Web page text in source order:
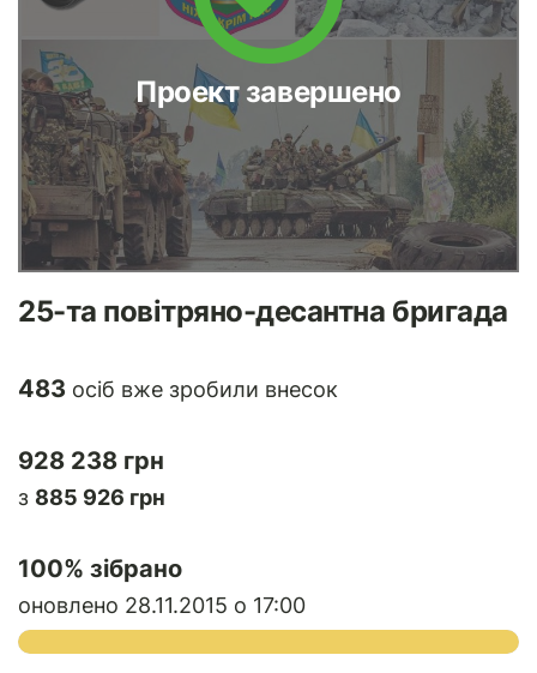
Проект завершено
25-та повітряно-десантна бригада
483 осіб вже зробили внесок
928 238 грн
з 885 926 грн
100% зібрано
оновлено 28.11.2015 о 17:00